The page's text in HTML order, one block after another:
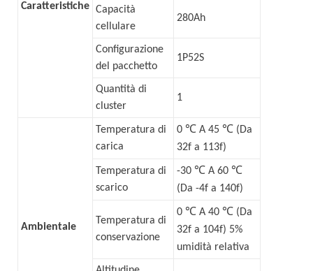
Caratteristiche Capacità
cellulare
280Ah
Configurazione
del pacchetto
1P52S
Quantità di
cluster
1
Ambientale
Temperatura di
carica
0 ℃ A 45 ℃ (Da
32f a 113f)
Temperatura di
scarico
-30 ℃ A 60 ℃
(Da -4f a 140f)
Temperatura di
conservazione
0 ℃ A 40 ℃ (Da
32f a 104f) 5%
umidità relativa